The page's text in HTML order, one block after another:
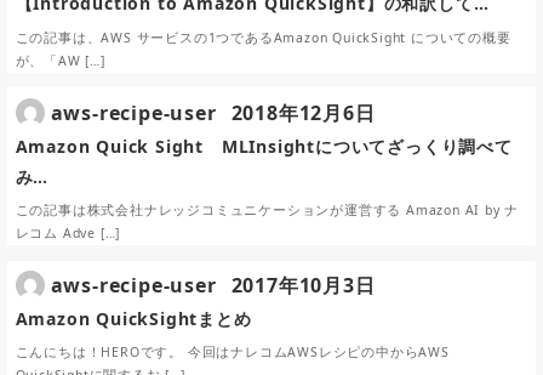
この記事は、AWS サービスの1つであるAmazon QuickSight についての概要
が、「AW […]
Amazon Quick Sight MLInsightについてざっくり調べて
み…
この記事は株式会社ナレッジコミュニケーションが運営する Amazon AI by ナ
レコム Adve […]
aws-recipe-user 2018年12月6日
Amazon QuickSightまとめ
こんにちは！HEROです。 今回はナレコムAWSレシピの中からAWS
aws-recipe-user 2017年10月3日